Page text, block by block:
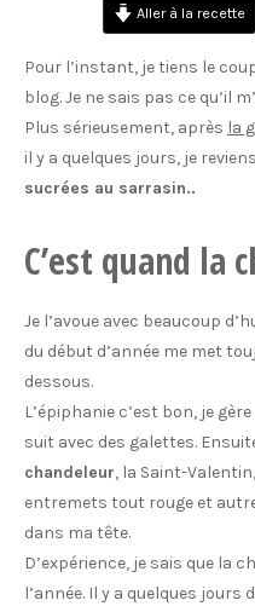
Aller à la recette
Pour l’instant, je tiens le
blog. Je ne sais pas ce qu’il
Plus sérieusement, après la
il y a quelques jours, je
sucrées au sarrasin..
C’est quand la
Je l’avoue avec beaucoup
du début d’année me met
dessous.
L’épiphanie c’est bon, je
suit avec des galettes.
chandeleur, la Saint-
entremets tout rouge et
dans ma tête.
D’expérience, je sais que la
l’année. Il y a quelques jours